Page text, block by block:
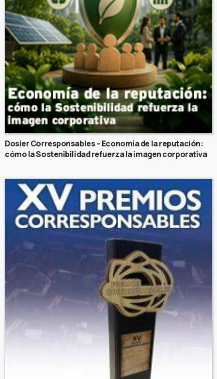
Dosier Corresponsables – Economía de la reputación:
cómo la Sostenibilidad refuerza la imagen corporativa